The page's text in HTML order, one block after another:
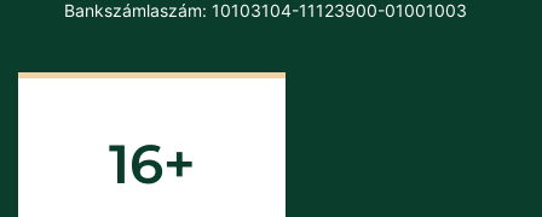
Bankszámlaszám: 10103104-11123900-01001003
16